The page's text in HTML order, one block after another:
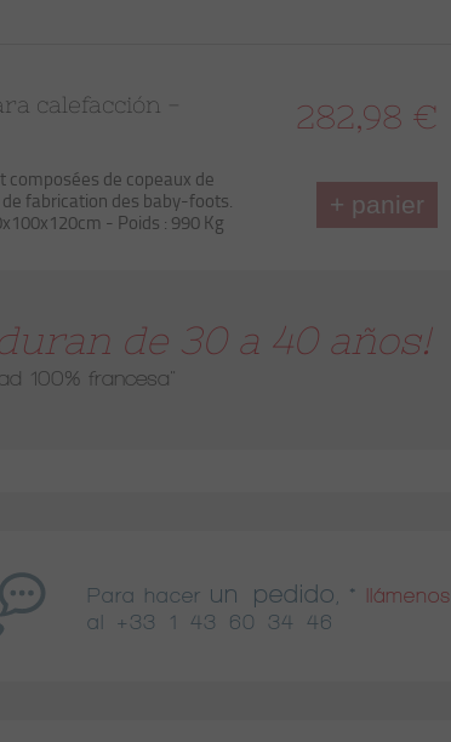
calefacción -
composées de copeaux de
de fabrication des baby-foots.
- Poids : 990 Kg
282,98 €
+ panier
de 30 a 40 años!
100% francesa"
Para hacer un pedido , * llámenos
al
+33 1 43 60 34 46